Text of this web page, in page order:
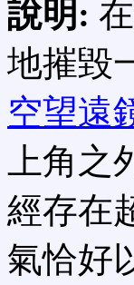
說明:
地摧毀
空望遠
上角
經存在
氣恰好